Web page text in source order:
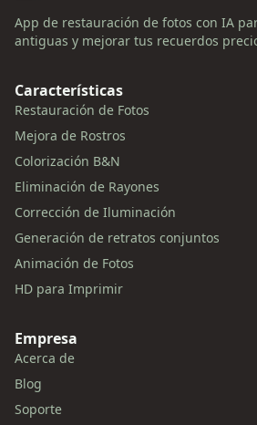
App de restauración de fotos con IA
antiguas y mejorar tus recuerdos
Características
Restauración de Fotos
Mejora de Rostros
Colorización B&N
Eliminación de Rayones
Corrección de Iluminación
Generación de retratos conjuntos
Animación de Fotos
HD para Imprimir
Empresa
Acerca de
Blog
Soporte